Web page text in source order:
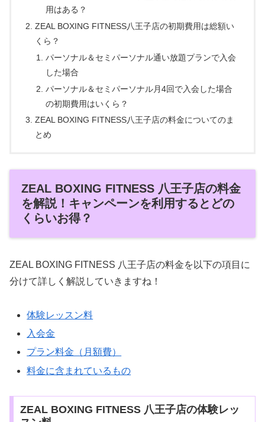
用はある？
ZEAL BOXING FITNESS八王子店の初期費用は総額い
くら？
パーソナル＆セミパーソナル通い放題プランで入会
した場合
パーソナル＆セミパーソナル月4回で入会した場合
の初期費用はいくら？
ZEAL BOXING FITNESS八王子店の料金についてのま
とめ
ZEAL BOXING FITNESS 八王子店の料金
を解説！キャンペーンを利用するとどの
くらいお得？
ZEAL BOXING FITNESS 八王子店の料金を以下の項目に
分けて詳しく解説していきますね！
体験レッスン料
入会金
プラン料金（月額費）
料金に含まれているもの
ZEAL BOXING FITNESS 八王子店の体験レッ